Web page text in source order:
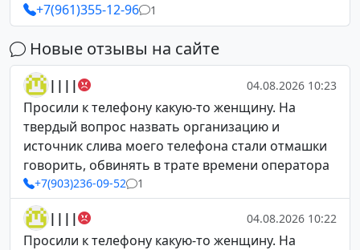
+7(961)355-12-96 1
Новые отзывы на сайте
|||| 04.08.2026 10:23
Просили к телефону какую-то женщину. На
твердый вопрос назвать организацию и
источник слива моего телефона стали отмашки
говорить, обвинять в трате времени оператора
+7(903)236-09-52 1
|||| 04.08.2026 10:22
Просили к телефону какую-то женщину. На